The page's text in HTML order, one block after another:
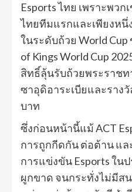
Esports ไทย เพราะพวก
ไทยทีมแรกและเพียงหนึ่
ในระดับถ้วย World
of Kings World Cup
สิทธิ์ลุ้นรับถ้วยพระราช
ซาอุดิอาระเบียและราง
บาท
ซึ่งก่อนหน้านี้แม้ ACT
การถูกกีดกัน ต่อต้าน แ
การแข่งขัน Esports ในป
ผูกขาด จนกระทั่งไม่มีส